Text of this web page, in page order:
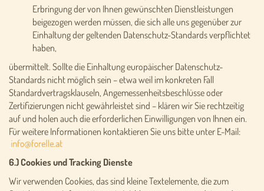
Erbringung der von Ihnen gewünschten Dienstleistungen
beigezogen werden müssen, die sich alle uns gegenüber zur
Einhaltung der geltenden Datenschutz-Standards verpflichtet
haben,
übermittelt. Sollte die Einhaltung europäischer Datenschutz-
Standards nicht möglich sein – etwa weil im konkreten Fall
Standardvertragsklauseln, Angemessenheitsbeschlüsse oder
Zertifizierungen nicht gewährleistet sind – klären wir Sie rechtzeitig
auf und holen auch die erforderlichen Einwilligungen von Ihnen ein.
Für weitere Informationen kontaktieren Sie uns bitte unter E-Mail:
6.) Cookies und Tracking Dienste
Wir verwenden Cookies, das sind kleine Textelemente, die zum